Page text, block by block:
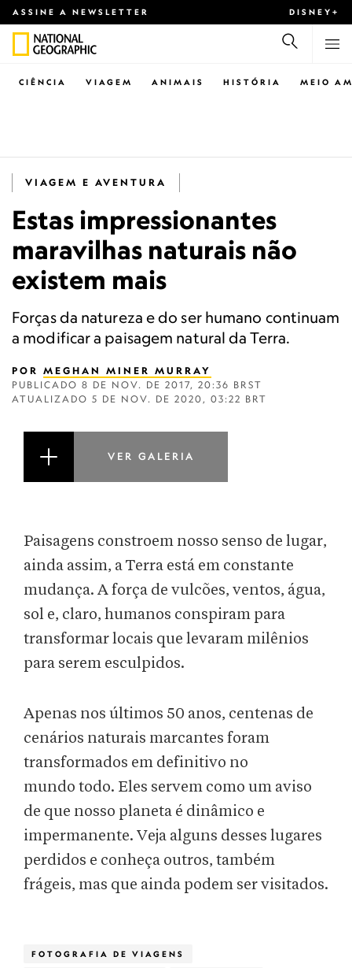
ASSINE A NEWSLETTER DISNEY+
CIÊNCIA VIAGEM ANIMAIS HISTÓRIA MEIO
VIAGEM E AVENTURA
Estas impressionantes
maravilhas naturais não
existem mais
Forças da natureza e do ser humano continuam
a modificar a paisagem natural da Terra.
POR MEGHAN MINER MURRAY
PUBLICADO 8 DE NOV. DE 2017, 20:36 BRST
ATUALIZADO 5 DE NOV. DE 2020, 03:22 BRT
VER GALERIA
Paisagens constroem nosso senso de lugar,
ainda assim, a Terra está em constante
mudança. A força de vulcões, ventos, água,
sol e, claro, humanos conspiram para
transformar locais que levaram milênios
para serem esculpidos.
Apenas nos últimos 50 anos, centenas de
cenários naturais marcantes foram
transformados em definitivo no
mundo todo. Eles servem como um aviso
de que nosso planeta é dinâmico e
impermanente. Veja alguns desses lugares
perdidos e conheça outros, também
frágeis, mas que ainda podem ser visitados.
FOTOGRAFIA DE VIAGENS